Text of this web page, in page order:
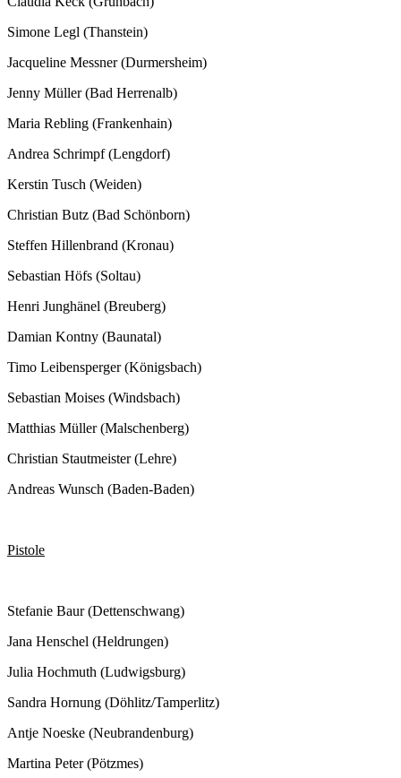
Simone Legl (Thanstein)
Jacqueline Messner (Durmersheim)
Jenny Müller (Bad Herrenalb)
Maria Rebling (Frankenhain)
Andrea Schrimpf (Lengdorf)
Kerstin Tusch (Weiden)
Christian Butz (Bad Schönborn)
Steffen Hillenbrand (Kronau)
Sebastian Höfs (Soltau)
Henri Junghänel (Breuberg)
Damian Kontny (Baunatal)
Timo Leibensperger (Königsbach)
Sebastian Moises (Windsbach)
Matthias Müller (Malschenberg)
Christian Stautmeister (Lehre)
Andreas Wunsch (Baden-Baden)
Pistole
Stefanie Baur (Dettenschwang)
Jana Henschel (Heldrungen)
Julia Hochmuth (Ludwigsburg)
Sandra Hornung (Döhlitz/Tamperlitz)
Antje Noeske (Neubrandenburg)
Martina Peter (Pötzmes)